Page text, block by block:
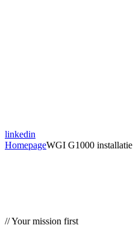
linkedin
HomepageWGI G1000 installatie
// Your mission first